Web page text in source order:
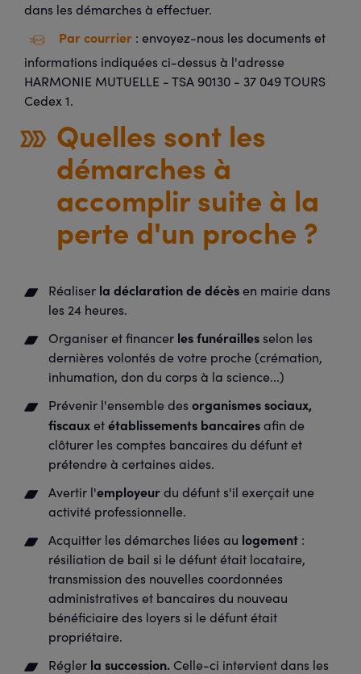
dans les démarches à effectuer.
Par courrier : envoyez-nous les documents et
informations indiquées ci-dessus à l'adresse
HARMONIE MUTUELLE - TSA 90130 - 37 049 TOURS
Cedex 1.
Quelles sont les
démarches à
accomplir suite à la
perte d'un proche ?
Réaliser la déclaration de décèsen mairie dans
les 24 heures.
Organiseret financer les funérailles selon les
dernières volontés de votre proche (crémation,
inhumation, don du corps à la science...)
Prévenir l'ensemble desorganismes sociaux,
fiscauxetétablissements bancairesafin de
clôturer les comptes bancaires du défunt et
prétendre à certaines aides.
Avertir l'employeurdu défunt s'il exerçait une
activité professionnelle.
Acquitter les démarches liées au logement :
résiliation de bail si le défunt était locataire,
transmission des nouvelles coordonnées
administratives et bancaires du nouveau
bénéficiaire des loyers si le défunt était
propriétaire.
Régler la succession. Celle-ci intervient dans les